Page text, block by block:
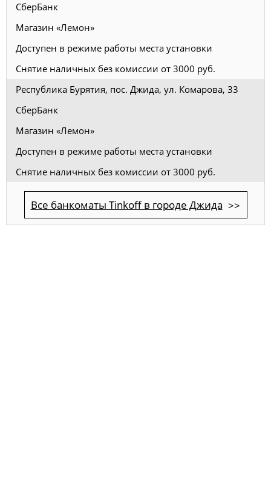
СберБанк
Магазин «Лемон»
Доступен в режиме работы места установки
Снятие наличных без комиссии от 3000 руб.
Республика Бурятия, пос. Джида, ул. Комарова, 33
СберБанк
Магазин «Лемон»
Доступен в режиме работы места установки
Снятие наличных без комиссии от 3000 руб.
Все банкоматы Tinkoff в городе Джида